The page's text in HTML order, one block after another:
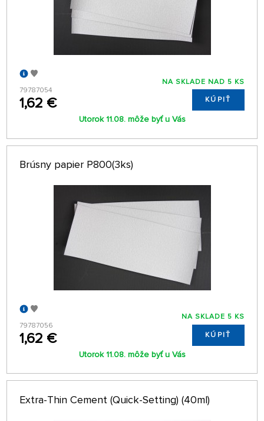
79787054
1,62 €
NA SKLADE NAD 5 KS
KÚPIŤ
Utorok 11.08. môže byť u Vás
Brúsny papier P800(3ks)
79787056
1,62 €
NA SKLADE 5 KS
KÚPIŤ
Utorok 11.08. môže byť u Vás
Extra-Thin Cement (Quick-Setting) (40ml)